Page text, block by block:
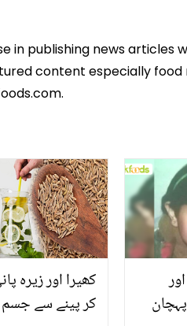
in publishing news articles
content especially
کھیرا اور زیرہ
کر پینے سے جسم